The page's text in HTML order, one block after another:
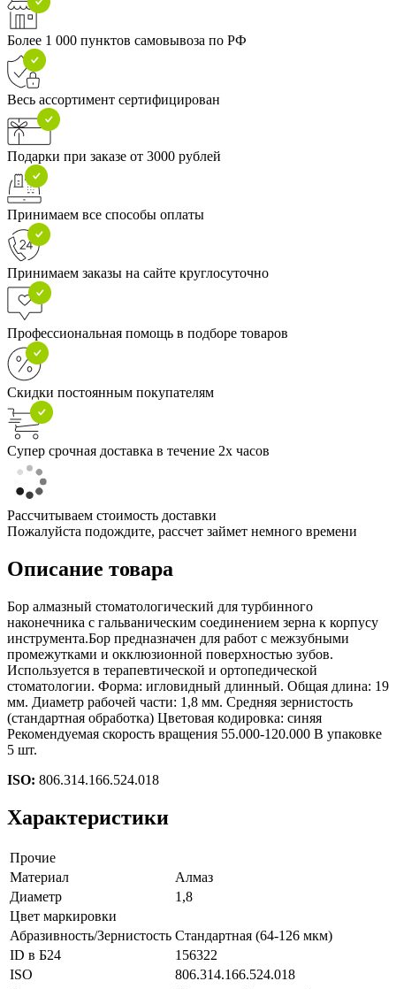
Более 1 000 пунктов самовывоза по РФ
Весь ассортимент сертифицирован
Подарки при заказе от 3000 рублей
Принимаем все способы оплаты
Принимаем заказы на сайте круглосуточно
Профессиональная помощь в подборе товаров
Скидки постоянным покупателям
Супер срочная доставка в течение 2х часов
Рассчитываем стоимость доставки
Пожалуйста подождите, рассчет займет немного времени
Описание товара
Бор алмазный стоматологический для турбинного
наконечника с гальваническим соединением зерна к корпусу
инструмента.Бор предназначен для работ с межзубными
промежутками и окклюзионной поверхностью зубов.
Используется в терапевтической и ортопедической
стоматологии. Форма: игловидный длинный. Общая длина: 19
мм. Диаметр рабочей части: 1,8 мм. Средняя зернистость
(стандартная обработка) Цветовая кодировка: синяя
Рекомендуемая скорость вращения 55.000-120.000 В упаковке
5 шт.
ISO: 806.314.166.524.018
Характеристики
Прочие
Материал
Алмаз
Диаметр
1,8
Цвет маркировки
Абразивность/Зернистость Стандартная (64-126 мкм)
ID в Б24
156322
ISO
806.314.166.524.018